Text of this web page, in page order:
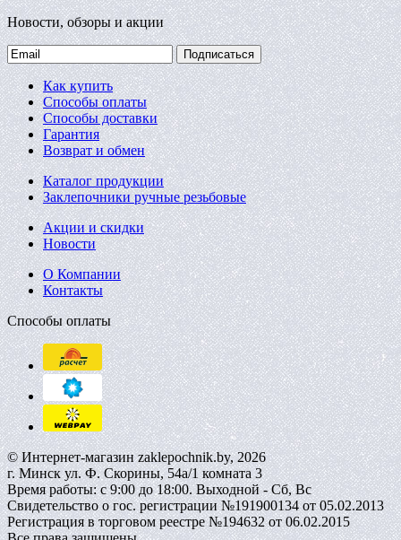
Новости, обзоры и акции
Подписаться
Как купить
Способы оплаты
Способы доставки
Гарантия
Возврат и обмен
Каталог продукции
Заклепочники ручные резьбовые
Акции и скидки
Новости
О Компании
Контакты
Способы оплаты
© Интернет-магазин zaklepochnik.by, 2026
г. Минск ул. Ф. Скорины, 54а/1 комната 3
Время работы: с 9:00 до 18:00. Выходной - Сб, Вс
Свидетельство о гос. регистрации №191900134 от 05.02.2013
Регистрация в торговом реестре №194632 от 06.02.2015